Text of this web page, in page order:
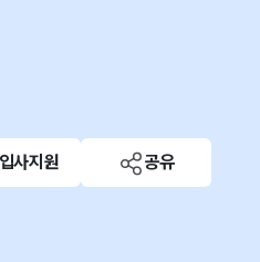
입사지원 공유